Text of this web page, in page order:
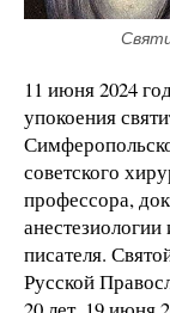
11 июня 2024
упокоения
советского
профессора,
писателя.
Русской